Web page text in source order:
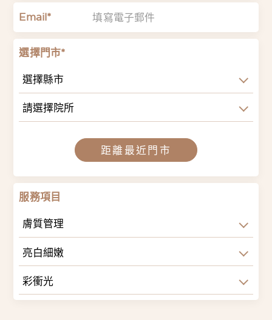
Email*
選擇門市*
選擇縣市
請選擇院所
距離最近門市
服務項目
膚質管理
亮白細嫩
彩衝光